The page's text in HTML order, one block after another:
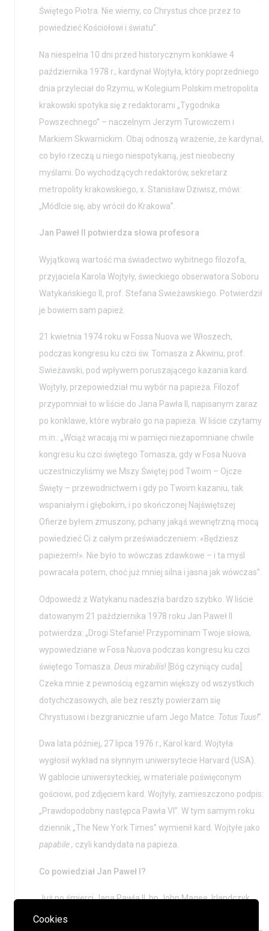
Aktualności
Wystawy / Wydarzenia
Kontakt i Zespół
BIP
Nauka
Edukacja
Projekty
Wolontariat
Kolekcja im. Jana
Pawła II
Świętego Piotra. Nie wiemy, co Chrystus chce przez to
powiedzieć Kościołowi i światu”.
Na niespełna 10 dni przed historycznym konklawe 4
października 1978 r., kardynał Wojtyła, który poprzedniego
dnia przyleciał do Rzymu, w Kolegium Polskim metropolita
krakowski spotyka się z redaktorami „Tygodnika
Powszechnego” – naczelnym Jerzym Turowiczem i
Markiem Skwarnickim. Obaj odnoszą wrażenie, że kardynał,
co było rzeczą u niego niespotykaną, jest nieobecny
myślami. Do wychodzących redaktorów, sekretarz
metropolity krakowskiego, x. Stanisław Dziwisz, mówi:
„Módlcie się, aby wrócił do Krakowa”.
Jan Paweł II potwierdza słowa profesora
Wyjątkową wartość ma świadectwo wybitnego filozofa,
przyjaciela Karola Wojtyły, świeckiego obserwatora Soboru
Watykańskiego II, prof. Stefana Swieżawskiego. Potwierdził
je bowiem sam papież.
21 kwietnia 1974 roku w Fossa Nuova we Włoszech,
podczas kongresu ku czci św. Tomasza z Akwinu, prof.
Swieżawski, pod wpływem poruszającego kazania kard.
Wojtyły, przepowiedział mu wybór na papieża. Filozof
przypomniał to w liście do Jana Pawła II, napisanym zaraz
po konklawe, które wybrało go na papieża. W liście czytamy
m.in.: „Wciąż wracają mi w pamięci niezapomniane chwile
kongresu ku czci świętego Tomasza, gdy w Fosa Nuova
uczestniczyliśmy we Mszy Świętej pod Twoim – Ojcze
Święty – przewodnictwem i gdy po Twoim kazaniu, tak
wspaniałym i głębokim, i po skończonej Najświętszej
Ofierze byłem zmuszony, pchany jakąś wewnętrzną mocą
powiedzieć Ci z całym przeświadczeniem: «Będziesz
papieżem!». Nie było to wówczas zdawkowe – i ta myśl
powracała potem, choć już mniej silna i jasna jak wówczas”.
Odpowiedź z Watykanu nadeszła bardzo szybko. W liście
datowanym 21 października 1978 roku Jan Paweł II
potwierdza: „Drogi Stefanie! Przypominam Twoje słowa,
wypowiedziane w Fosa Nuova podczas kongresu ku czci
świętego Tomasza. Deus mirabilis! [Bóg czyniący cuda].
Czeka mnie z pewnością egzamin większy od wszystkich
dotychczasowych, ale bez reszty powierzam się
Chrystusowi i bezgranicznie ufam Jego Matce. Totus Tuus!”.
Dwa lata później, 27 lipca 1976 r., Karol kard. Wojtyła
wygłosił wykład na słynnym uniwersytecie Harvard (USA).
W gablocie uniwersyteckiej, w materiale poświęconym
gościowi, pod zdjęciem kard. Wojtyły, zamieszczono podpis:
„Prawdopodobny następca Pawła VI”. W tym samym roku
dziennik „The New York Times” wymienił kard. Wojtyłe jako
papabile , czyli kandydata na papieża.
Co powiedział Jan Paweł I?
Już po śmierci Jana Pawła II, bp John Magee, Irlandczyk,
sekretarz jego poprzednika, udzielił wywiadu włoskiemu
Cookies